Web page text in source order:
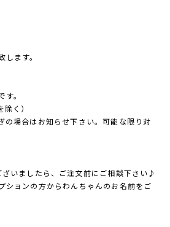
ます。
。
く）
の場合はお知らせ下さい。可能な限り対
いましたら、ご注文前にご相談下さい♪
ションの方からわんちゃんのお名前をご